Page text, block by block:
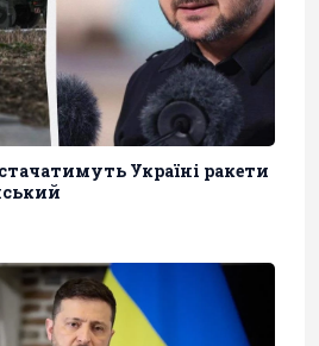
Україні ракети